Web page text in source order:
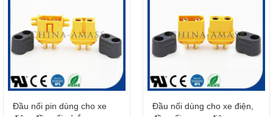
Đầu nối pin dùng cho xe
Đầu nối dùng cho xe điện,